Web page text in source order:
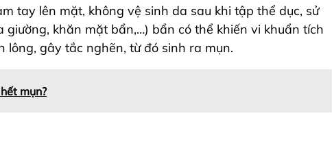
tay lên mặt, không vệ sinh da sau khi tập thể dục, sử
khăn mặt bẩn,…) bẩn có thể khiến vi khuẩn tích
lông, gây tắc nghẽn, từ đó sinh ra mụn.
mụn?